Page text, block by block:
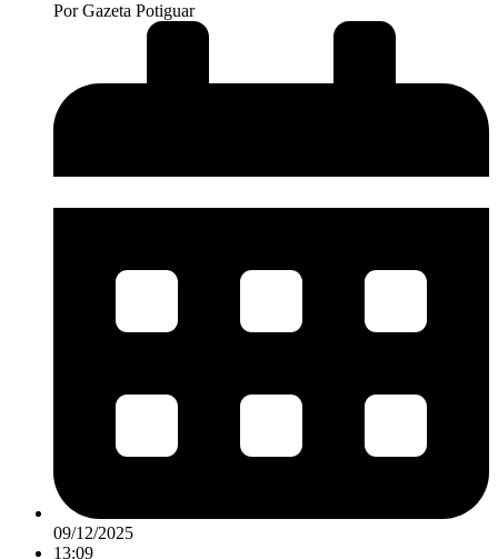
PorGazeta Potiguar
09/12/2025
13:09